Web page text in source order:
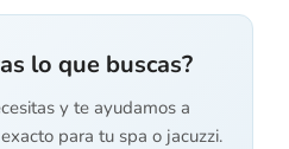
lo que buscas?
y te ayudamos a
para tu spa o jacuzzi.